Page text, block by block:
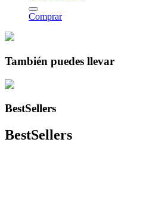
Comprar
También puedes llevar
BestSellers
BestSellers